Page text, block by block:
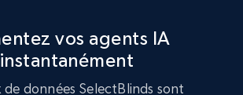
vos agents IA
instantanément
de données SelectBlinds sont